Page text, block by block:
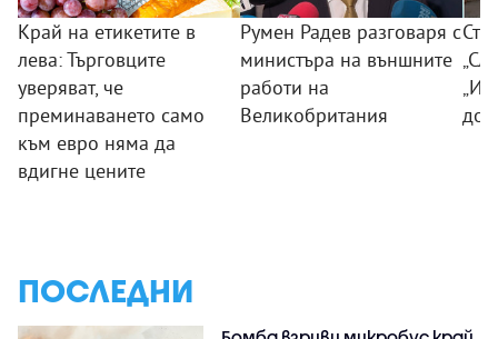
Край на етикетите в
лева: Търговците
уверяват, че
преминаването само
към евро няма да
вдигне цените
Румен Радев разговаря с
министъра на външните
работи на
Великобритания
ПОСЛЕДНИ